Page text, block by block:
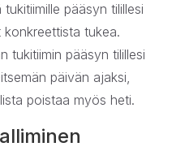
pääsyn tilillesi
konkreettista tukea.
tukitiimin pääsyn tilillesi
päivän ajaksi,
poistaa myös heti.